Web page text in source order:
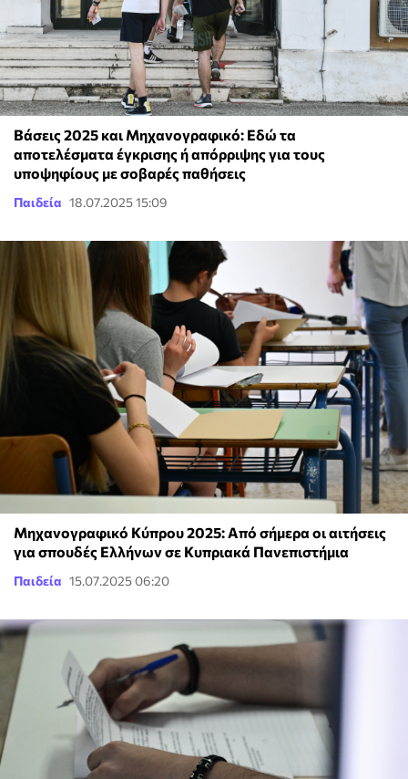
Βάσεις 2025 και Μηχανογραφικό: Εδώ τα
αποτελέσματα έγκρισης ή απόρριψης για τους
υποψηφίους με σοβαρές παθήσεις
Παιδεία 18.07.2025 15:09
Μηχανογραφικό Κύπρου 2025: Από σήμερα οι αιτήσεις
για σπουδές Ελλήνων σε Κυπριακά Πανεπιστήμια
Παιδεία 15.07.2025 06:20